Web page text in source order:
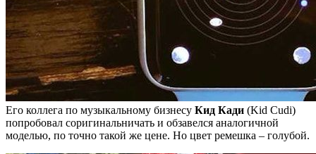
Его коллега по музыкальному бизнесу Кид Кади (Kid Cudi)
попробовал соригинальничать и обзавелся аналогичной
моделью, по точно такой же цене. Но цвет ремешка – голубой.